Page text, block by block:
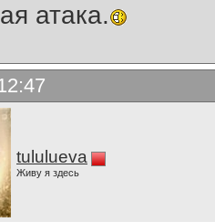
атака.
tululueva
Живу я здесь